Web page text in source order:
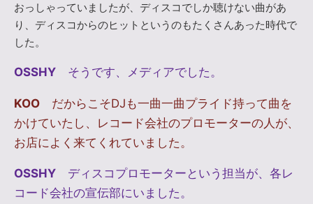
おっしゃっていましたが、ディスコでしか聴けない曲があ
り、ディスコからのヒットというのもたくさんあった時代で
した。
OSSHY そうです、メディアでした。
KOO だからこそDJも一曲一曲プライド持って曲を
かけていたし、レコード会社のプロモーターの人が、
お店によく来てくれていました。
OSSHY ディスコプロモーターという担当が、各レ
コード会社の宣伝部にいました。